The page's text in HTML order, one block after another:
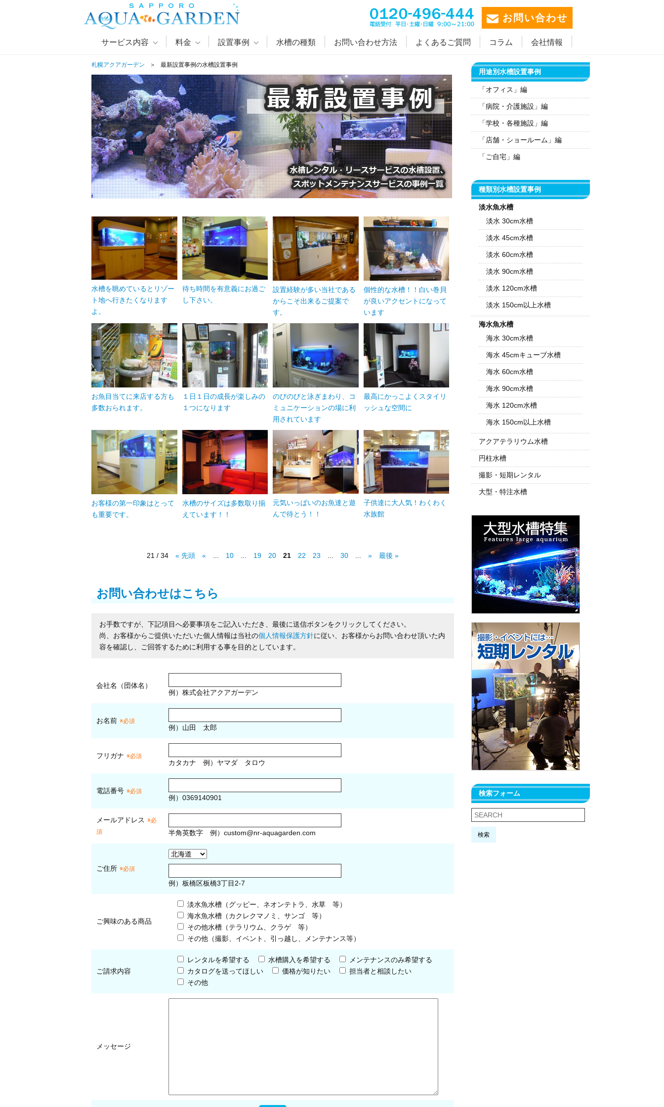
お問い合わせ
サービス内容 料金 設置事例 水槽の種類 お問い合わせ方法 よくあるご質問 コラム 会社情報
札幌アクアガーデン 最新設置事例の水槽設置事例
水槽を眺めているとリゾー
ト地へ行きたくなります
よ。
待ち時間を有意義にお過ご
し下さい。
設置経験が多い当社である
からこそ出来るご提案で
す。
個性的な水槽！！白い巻貝
が良いアクセントになって
います
お魚目当てに来店する方も
多数おられます。
１日１日の成長が楽しみの
１つになります
のびのびと泳ぎまわり、コ
ミュニケーションの場に利
用されています
最高にかっこよくスタイリ
ッシュな空間に
お客様の第一印象はとって
も重要です。
水槽のサイズは多数取り揃
えています！！
元気いっぱいのお魚達と遊
んで待とう！！
子供達に大人気！わくわく
水族館
21 / 34 « 先頭 « ... 10 ... 19 20 21 22 23 ... 30 ... » 最後 »
お問い合わせはこちら
お手数ですが、下記項目へ必要事項をご記入いただき、最後に送信ボタンをクリックしてください。
尚、お客様からご提供いただいた個人情報は当社の個人情報保護方針に従い、お客様からお問い合わせ頂いた内
容を確認し、ご回答するために利用する事を目的としています。
会社名（団体名）
例）株式会社アクアガーデン
お名前 ※必須
例）山田 太郎
フリガナ ※必須
カタカナ 例）ヤマダ タロウ
電話番号 ※必須
例）0369140901
メールアドレス ※必
須
半角英数字 例） custom@nr-aquagarden.com
ご住所 ※必須
例）板橋区板橋3丁目2-7
ご興味のある商品
淡水魚水槽（グッピー、ネオンテトラ、水草 等）
海水魚水槽（カクレクマノミ、サンゴ 等）
その他水槽（テラリウム、クラゲ 等）
その他（撮影、イベント、引っ越し、メンテナンス等）
ご請求内容
レンタルを希望する 水槽購入を希望する
メンテナンスのみ希望する
カタログを送ってほしい
価格が知りたい
担当者と相談したい
その他
メッセージ
用途別水槽設置事例
「オフィス」編
「病院・介護施設」編
「学校・各種施設」編
「店舗・ショールーム」編
「ご自宅」編
種類別水槽設置事例
淡水魚水槽
淡水 30cm水槽
淡水 45cm水槽
淡水 60cm水槽
淡水 90cm水槽
淡水 120cm水槽
淡水 150cm以上水槽
海水魚水槽
海水 30cm水槽
海水 45cmキューブ水槽
海水 60cm水槽
海水 90cm水槽
海水 120cm水槽
海水 150cm以上水槽
アクアテラリウム水槽
円柱水槽
撮影・短期レンタル
大型・特注水槽
検索フォーム
検索